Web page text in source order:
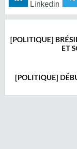
Linkedin
[POLITIQUE]
ET
[POLITIQUE]